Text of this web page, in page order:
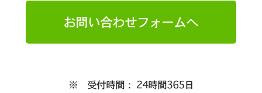
お問い合わせフォームへ
※ 受付時間： 24時間365日